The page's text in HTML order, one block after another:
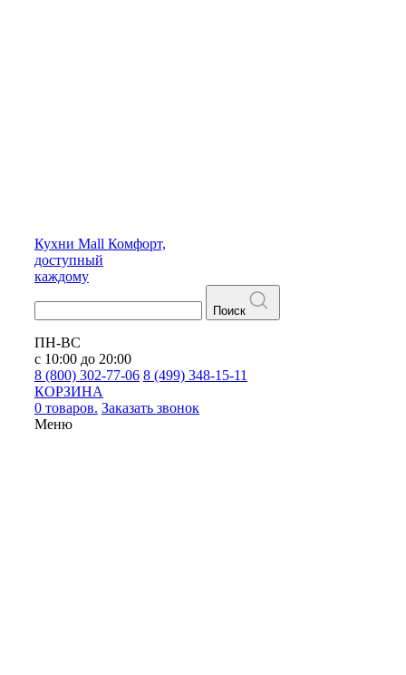
Кухни Mall Комфорт,
доступный
каждому
Поиск
ПН-ВС
с 10:00 до 20:00
8 (800) 302-77-06 8 (499) 348-15-11
КОРЗИНА
0 товаров. Заказать звонок
Меню